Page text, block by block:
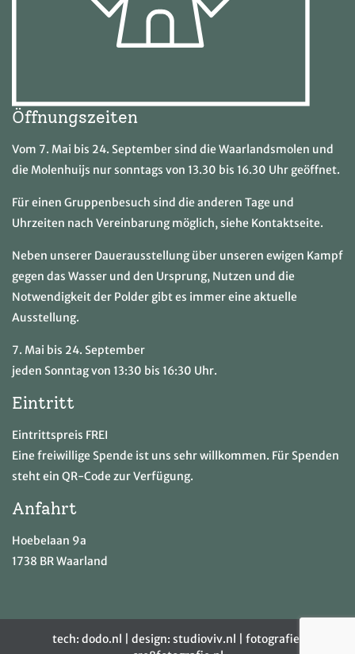
Öffnungszeiten
Vom 7. Mai bis 24. September sind die Waarlandsmolen und
die Molenhuijs nur sonntags von 13.30 bis 16.30 Uhr geöffnet.
Für einen Gruppenbesuch sind die anderen Tage und
Uhrzeiten nach Vereinbarung möglich, siehe Kontaktseite.
Neben unserer Dauerausstellung über unseren ewigen Kampf
gegen das Wasser und den Ursprung, Nutzen und die
Notwendigkeit der Polder gibt es immer eine aktuelle
Ausstellung.
7. Mai bis 24. September
jeden Sonntag von 13:30 bis 16:30 Uhr.
Eintritt
Eintrittspreis FREI
Eine freiwillige Spende ist uns sehr willkommen. Für Spenden
steht ein QR-Code zur Verfügung.
Anfahrt
Hoebelaan 9a
1738 BR Waarland
tech: dodo.nl design: studioviv.nl
fotografie: